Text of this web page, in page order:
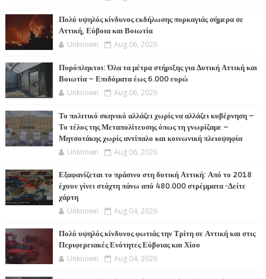
Πολύ υψηλός κίνδυνος εκδήλωσης πυρκαγιάς σήμερα σε
Αττική, Εύβοια και Βοιωτία
Unknown Aug 06, 2026
Πυρόπληκτοι: Όλα τα μέτρα στήριξης για Δυτική Αττική και
Βοιωτία – Επιδόματα έως 6.000 ευρώ
Unknown Aug 06, 2026
Το πολιτικό σκηνικό αλλάζει χωρίς να αλλάζει κυβέρνηση –
Το τέλος της Μεταπολίτευσης όπως τη γνωρίζαμε –
Μητσοτάκης χωρίς αντίπαλο και κοινωνική πλειοψηφία
Unknown Aug 06, 2026
Εξαφανίζεται το πράσινο στη δυτική Αττική: Από το 2018
έχουν γίνει στάχτη πάνω από 480.000 στρέμματα -Δείτε
χάρτη
Unknown Aug 04, 2026
Πολύ υψηλός κίνδυνος φωτιάς την Τρίτη σε Αττική και στις
Περιφερειακές Ενότητες Εύβοιας και Χίου
Unknown Aug 04, 2026